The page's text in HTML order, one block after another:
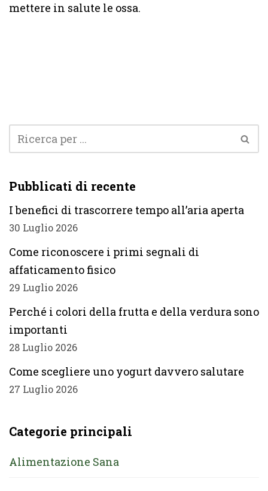
mettere in salute le ossa.
Pubblicati di recente
I benefici di trascorrere tempo all’aria aperta
30 Luglio 2026
Come riconoscere i primi segnali di
affaticamento fisico
29 Luglio 2026
Perché i colori della frutta e della verdura sono
importanti
28 Luglio 2026
Come scegliere uno yogurt davvero salutare
27 Luglio 2026
Categorie principali
Alimentazione Sana